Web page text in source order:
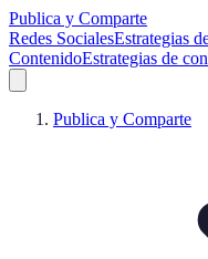
Publica y Comparte
Redes SocialesEstrategias
ContenidoEstrategias de
Publica y Comparte